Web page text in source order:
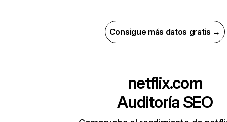
Consigue más datos gratis →
netflix.com
Auditoría SEO